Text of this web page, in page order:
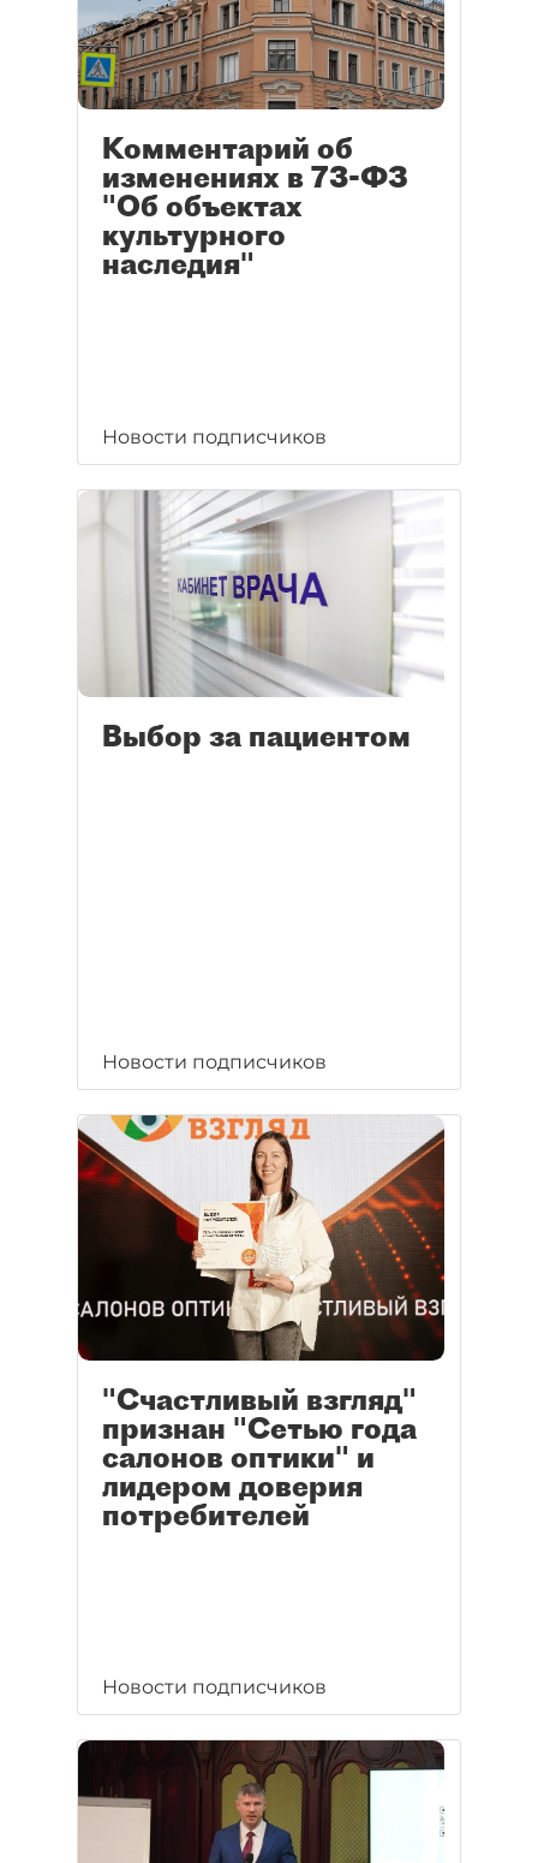
Комментарий об
изменениях в 73-ФЗ
"Об объектах
культурного
наследия"
Новости подписчиков
Выбор за пациентом
Новости подписчиков
"Счастливый взгляд"
признан "Сетью года
салонов оптики" и
лидером доверия
потребителей
Новости подписчиков